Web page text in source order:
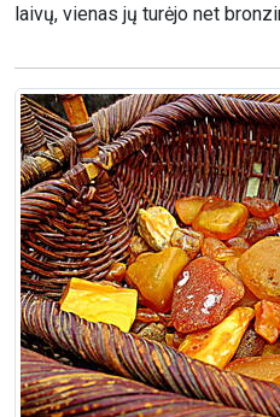
laivų, vienas jų turėjo net